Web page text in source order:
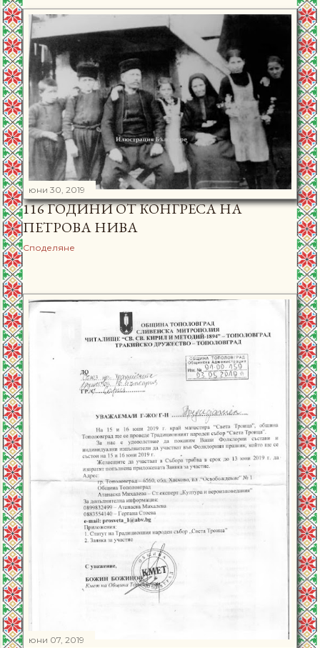
юни 30, 2019
116 ГОДИНИ ОТ КОНГРЕСА НА
ПЕТРОВА НИВА
Споделяне
юни 07, 2019